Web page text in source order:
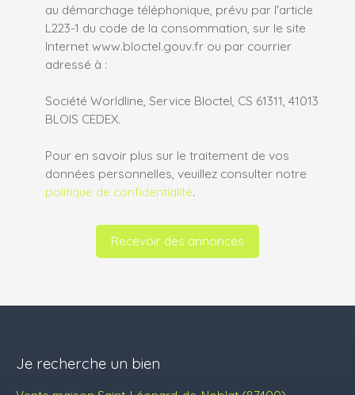
au démarchage téléphonique, prévu par l'article
L223-1 du code de la consommation, sur le site
Internet www.bloctel.gouv.fr ou par courrier
adressé à :
Société Worldline, Service Bloctel, CS 61311, 41013
BLOIS CEDEX.
Pour en savoir plus sur le traitement de vos
données personnelles, veuillez consulter notre
politique de confidentialité.
Recevoir des annonces
Je recherche un bien